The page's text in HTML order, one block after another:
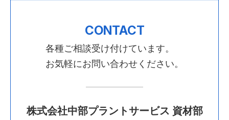
CONTACT
各種ご相談受け付けています。
お気軽にお問い合わせください。
株式会社中部プラントサービス 資材部